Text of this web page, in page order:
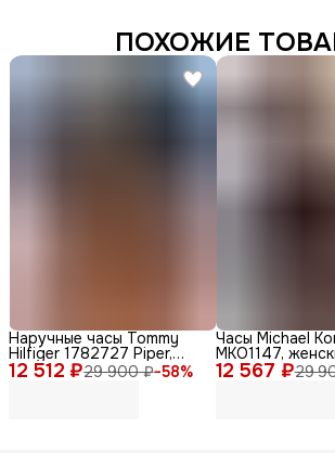
ПОХОЖИЕ
12 512 ₽29 900 ₽−58%
Наручные часы Tommy
Hilfiger 1782727 Piper,
женские, кварцевые,
нержавеющая сталь,
12 567 ₽29
Часы Michael
MKO1147,
кварцевые,
Print